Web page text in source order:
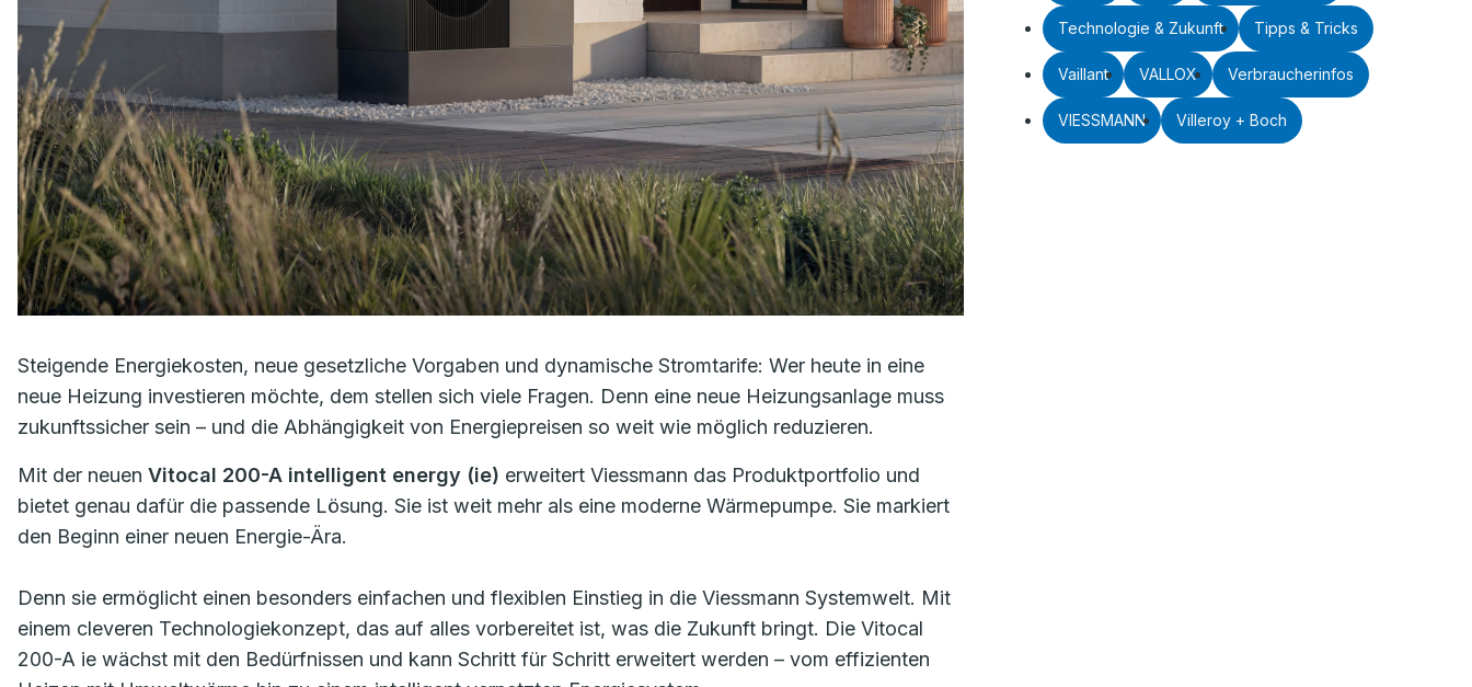
Steigende Energiekosten, neue gesetzliche Vorgaben und dynamische Stromtarife: Wer heute in eine
neue Heizung investieren möchte, dem stellen sich viele Fragen. Denn eine neue Heizungsanlage muss
zukunftssicher sein – und die Abhängigkeit von Energiepreisen so weit wie möglich reduzieren.
Mit der neuen Vitocal 200-A intelligent energy (ie) erweitert Viessmann das Produktportfolio und
bietet genau dafür die passende Lösung. Sie ist weit mehr als eine moderne Wärmepumpe. Sie markiert
den Beginn einer neuen Energie-Ära.
Denn sie ermöglicht einen besonders einfachen und flexiblen Einstieg in die Viessmann Systemwelt. Mit
einem cleveren Technologiekonzept, das auf alles vorbereitet ist, was die Zukunft bringt. Die Vitocal
200-A ie wächst mit den Bedürfnissen und kann Schritt für Schritt erweitert werden – vom effizienten
Technologie & Zukunft Tipps & Tricks
Vaillant VALLOX Verbraucherinfos
VIESSMANN Villeroy + Boch